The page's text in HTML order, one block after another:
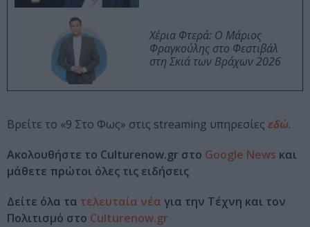
Χέρια Φτερά: Ο Μάριος
Φραγκούλης στο Φεστιβάλ
στη Σκιά των Βράχων 2026
Βρείτε το «9 Στο Φως» στις streaming υπηρεσίες εδώ.
Ακολουθήστε το Culturenow.gr στο Google News και
μάθετε πρώτοι όλες τις ειδήσεις
Δείτε όλα τα τελευταία νέα για την Τέχνη και τον
Πολιτισμό στο Culturenow.gr